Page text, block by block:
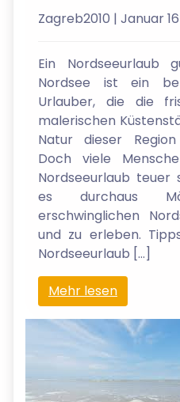
Zagreb2010 | Januar
Ein Nordseeurlaub
Nordsee ist ein
Urlauber, die die
malerischen
Natur dieser
Doch viele
Nordseeurlaub teuer
es durchaus
erschwinglichen
und zu erleben.
Nordseeurlaub […]
Mehr lesen